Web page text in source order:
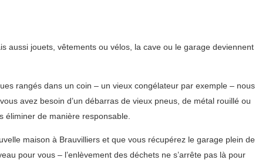
aussi jouets, vêtements ou vélos, la cave ou le garage deviennent
rangés dans un coin – un vieux congélateur par exemple – nous
avez besoin d’un débarras de vieux pneus, de métal rouillé ou
de manière responsable.
maison à Brauvilliers et que vous récupérez le garage plein de
pour vous – l’enlèvement des déchets ne s’arrête pas là pour